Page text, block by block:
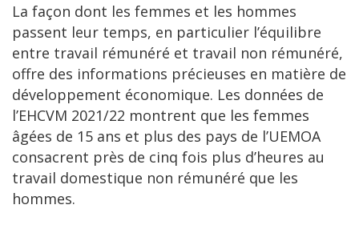
La façon dont les femmes et les hommes
passent leur temps, en particulier l’équilibre
entre travail rémunéré et travail non rémunéré,
offre des informations précieuses en matière de
développement économique. Les données de
l’EHCVM 2021/22 montrent que les femmes
âgées de 15 ans et plus des pays de l’UEMOA
consacrent près de cinq fois plus d’heures au
travail domestique non rémunéré que les
hommes.